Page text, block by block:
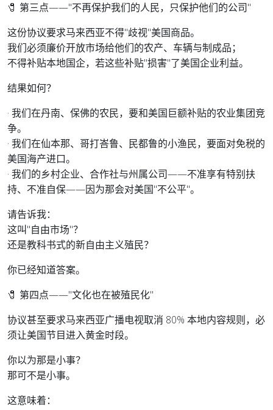
🧷 第三点——"不再保护我们的人民，只保护他们的公司"
这份协议要求马来西亚不得"歧视"美国商品。
我们必须廉价开放市场给他们的农产、车辆与制成品；
不得补贴本地国企，若这些补贴"损害"了美国企业利益。
结果如何？
· 我们在丹南、保佛的农民，要和美国巨额补贴的农业集团竞
争。
· 我们在仙本那、哥打峇鲁、民都鲁的小渔民，要面对免税的
美国海产进口。
· 我们的乡村企业、合作社与州属公司——不准享有特别扶
持、不准自保——因为那会对美国"不公平"。
请告诉我：
这叫"自由市场"？
还是教科书式的新自由主义殖民？
你已经知道答案。
🧷 第四点——"文化也在被殖民化"
协议甚至要求马来西亚广播电视取消 80% 本地内容规则，必
须让美国节目进入黄金时段。
你以为那是小事？
那可不是小事。
这意味着：